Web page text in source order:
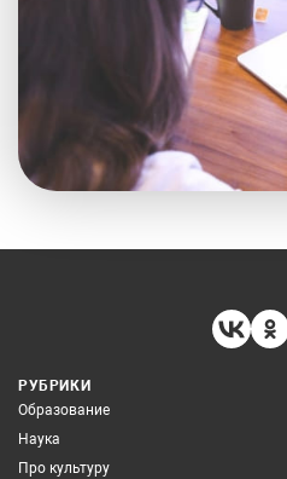
РУБРИКИ
Образование
Наука
Про культуру